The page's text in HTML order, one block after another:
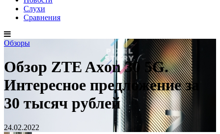
Слухи
Сравнения
Обзоры
Обзор ZTE Axon 30 5G.
Интересное предложение за
30 тысяч рублей
24.02.2022